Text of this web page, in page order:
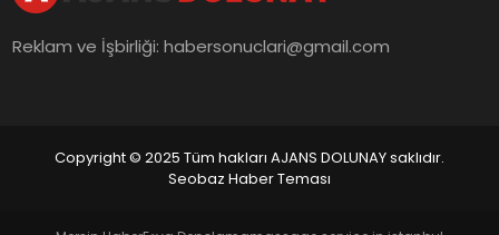
Reklam ve İşbirliği:habersonuclari@gmail.com
Copyright © 2025 Tüm hakları AJANS DOLUNAY saklıdır.
Seobaz Haber Teması